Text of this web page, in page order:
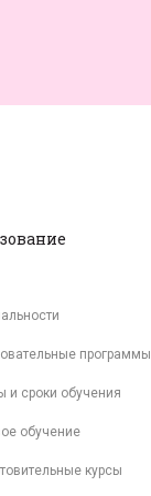
программы
и сроки обучения
обучение
курсы